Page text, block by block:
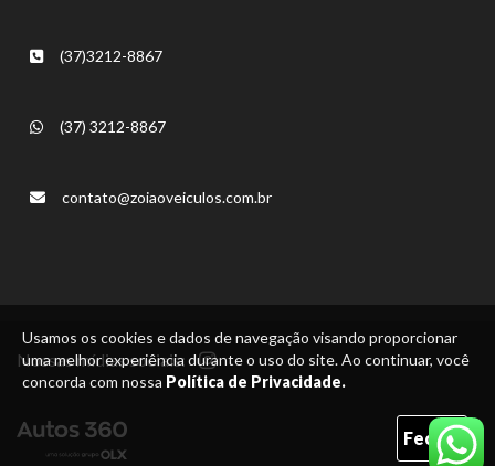
Usamos os cookies e dados de navegação visando proporcionar
uma melhor experiência durante o uso do site. Ao continuar, você
concorda com nossa Política de Privacidade.
Fechar
(37)3212-8867
(37) 3212-8867
contato@zoiaoveiculos.com.br
Nossas mídias sociais: